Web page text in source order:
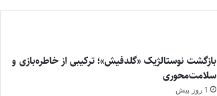
بازگشت نوستالژیک «گلدفیش»؛ ترکیبی از خاطره‌بازی و
سلامت‌محوری
1 روز پیش